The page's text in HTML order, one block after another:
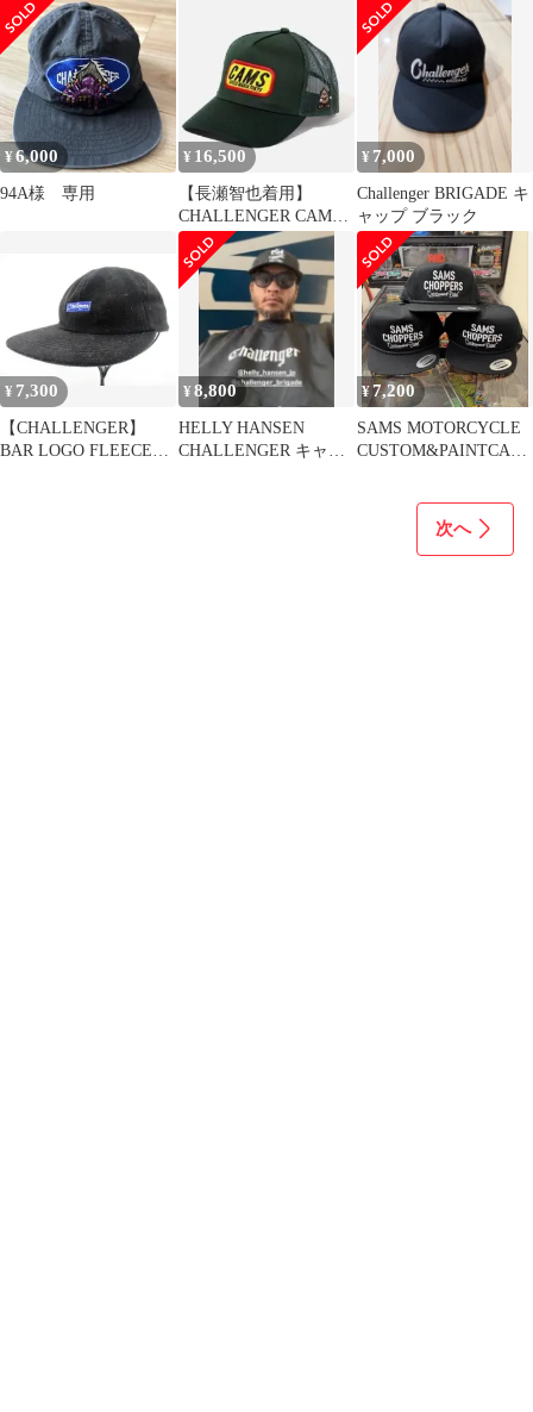
ンジャー キャップ グレ
ー サイズ:FREE 21SS
オーバルロゴ ツイル 5
パネルキャップ (LOGO
TWILL CAP) ブランド
帽子【メンズ】【中
古】
¥6,000
94A様 専用
¥ 16,500
【長瀬智也着用】
CHALLENGER CAMS
MESH CAP Green
¥ 7,000
Challenger BRIGADE キ
ャップ ブラック
¥ 7,300
【CHALLENGER】
BAR LOGO FLEECE
¥8,800
HELLY HANSEN
CHALLENGER キャッ
¥7,200
SAMS MOTORCYCLE
CUSTOM&PAINTCAP
次へ